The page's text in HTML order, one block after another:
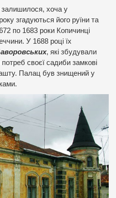
залишилося, хоча у
згадуються його руїни та
по 1683 роки Копичинці
У 1688 році їх
, які збудували
своєї садиби замкові
Палац був знищений у